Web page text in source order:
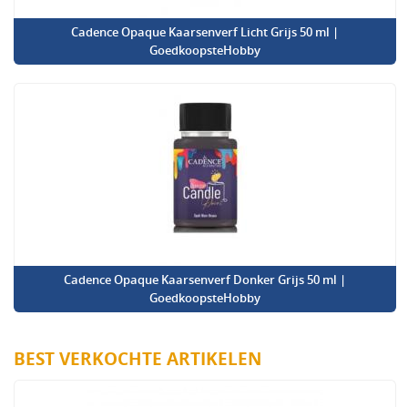
Cadence Opaque Kaarsenverf Licht Grijs 50 ml |
GoedkoopsteHobby
Cadence Opaque Kaarsenverf Donker Grijs 50 ml |
GoedkoopsteHobby
BEST VERKOCHTE ARTIKELEN